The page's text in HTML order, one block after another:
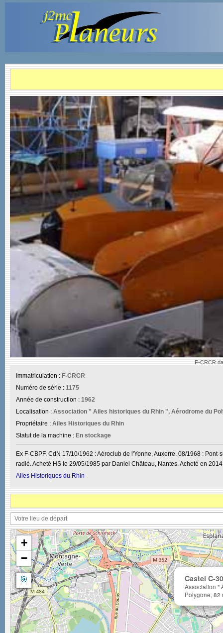
F-CRCR
Immatriculation : F-CRCR
Numéro de série : 1175
Année de construction : 1962
Localisation : Association " Ailes historiques du Rhin ", Aérodrome du
Propriétaire : Ailes Historiques du Rhin
Statut de la machine : En stockage
Ex F-CBPF. CdN 17/10/1962 : Aéroclub de l'Yonne, Auxerre. 08/1968 :
radié. Acheté HS le 29/05/1985 par Daniel Château, Nantes. Acheté en
Ailes Historiques du Rhin
Castel C-
Association "
Polygone, 82
+
−
🎯